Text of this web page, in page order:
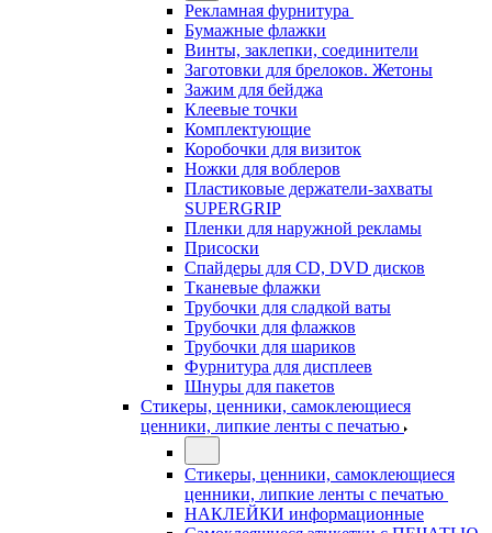
Рекламная фурнитура
Бумажные флажки
Винты, заклепки, соединители
Заготовки для брелоков. Жетоны
Зажим для бейджа
Клеевые точки
Комплектующие
Коробочки для визиток
Ножки для воблеров
Пластиковые держатели-захваты
SUPERGRIP
Пленки для наружной рекламы
Присоски
Спайдеры для CD, DVD дисков
Тканевые флажки
Трубочки для сладкой ваты
Трубочки для флажков
Трубочки для шариков
Фурнитура для дисплеев
Шнуры для пакетов
Стикеры, ценники, самоклеющиеся
ценники, липкие ленты с печатью
Стикеры, ценники, самоклеющиеся
ценники, липкие ленты с печатью
НАКЛЕЙКИ информационные